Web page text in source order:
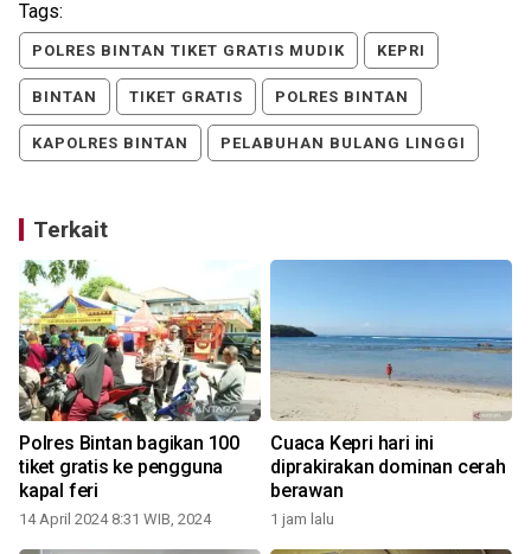
Tags:
POLRES BINTAN TIKET GRATIS MUDIK KEPRI
BINTAN TIKET GRATIS POLRES BINTAN
KAPOLRES BINTAN PELABUHAN BULANG LINGGI
Terkait
Polres Bintan bagikan 100
tiket gratis ke pengguna
kapal feri
14 April 2024 8:31 WIB, 2024
Cuaca Kepri hari ini
diprakirakan dominan cerah
berawan
1 jam lalu